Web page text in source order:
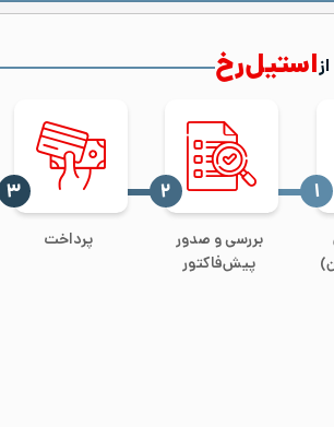
استیل‌رخ
‍۱
بررسی و صدور
پیش‌فاکتور
‍۲
پرداخت
‍۳